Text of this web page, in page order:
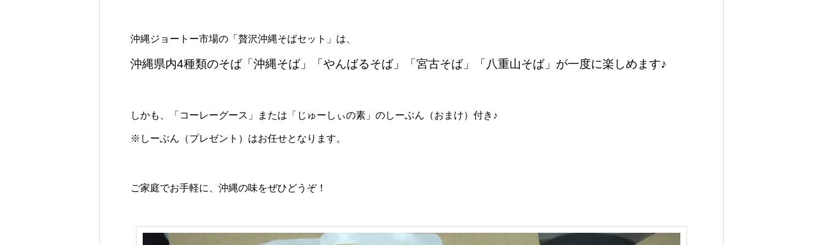
ば
骨
沖縄ジョートー市場の「贅沢沖縄そばセット」は、
沖縄県内4種類のそば「沖縄そば」「やんばるそば」「宮古そば」「八重山そば」が一度に楽しめます♪
しかも、「コーレーグース」または「じゅーしぃの素」のしーぶん（おまけ）付き♪
※しーぶん（プレゼント）はお任せとなります。
ご家庭でお手軽に、沖縄の味をぜひどうぞ！